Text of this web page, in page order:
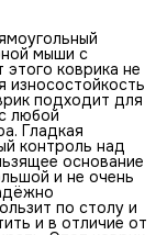
мыши с
коврика не
износостойкость
подходит для
любой
Гладкая
контроль над
основание
и не очень
по столу и
и в отличие от